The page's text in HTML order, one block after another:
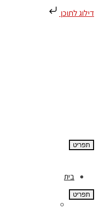
דילוג לתוכן
תפריט
בית
תפריט